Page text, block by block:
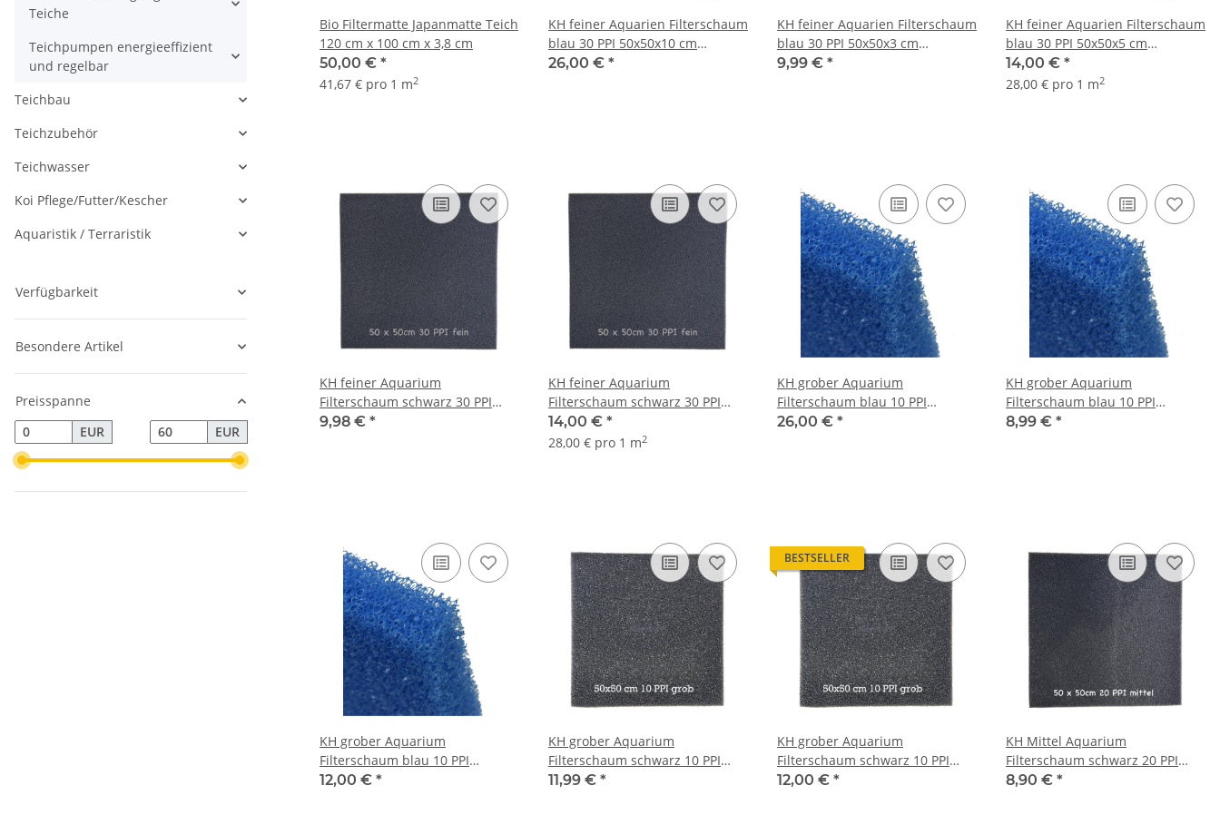
Bio Filtermatte Japanmatte Teich
120 cm x 100 cm x 3,8 cm
50,00 € *
41,67 € pro 1 m2
KH feiner Aquarien Filterschaum
blau 30 PPI 50x50x10 cm
Filtermatte
26,00 € *
KH feiner Aquarien Filterschaum
blau 30 PPI 50x50x3 cm
Filtermatte
9,99 € *
KH feiner Aquarien Filterschaum
blau 30 PPI 50x50x5 cm
Filtermatte
14,00 € *
28,00 € pro 1 m2
KH feiner Aquarium
Filterschaum schwarz 30 PPI
50x50x3 cm Filtermatte
9,98 € *
KH feiner Aquarium
Filterschaum schwarz 30 PPI
50x50x5 cm Filtermatte
14,00 € *
28,00 € pro 1 m2
KH grober Aquarium
Filterschaum blau 10 PPI
50x50x10 cm Filtermatte
26,00 € *
KH grober Aquarium
Filterschaum blau 10 PPI
50x50x3 cm Filtermatte
8,99 € *
KH grober Aquarium
Filterschaum blau 10 PPI
50x50x5 cm Filtermatte
12,00 € *
KH grober Aquarium
Filterschaum schwarz 10 PPI
50x50x3 cm Filtermatte
11,99 € *
BESTSELLER
KH grober Aquarium
Filterschaum schwarz 10 PPI
50x50x5 cm Filtermatte
12,00 € *
KH Mittel Aquarium
Filterschaum schwarz 20 PPI
50x50x3 cm Filtermatte
8,90 € *
Teiche
Teichpumpen energieeffizient
und regelbar
Teichbau
Teichzubehör
Teichwasser
Koi Pflege/Futter/Kescher
Aquaristik / Terraristik
Verfügbarkeit
Besondere Artikel
Preisspanne
EUR
EUR